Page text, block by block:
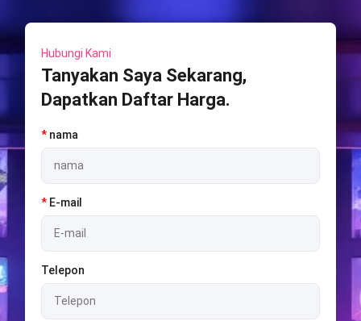
Hubungi Kami
Tanyakan Saya Sekarang,
Dapatkan Daftar Harga.
* nama
* E-mail
Telepon